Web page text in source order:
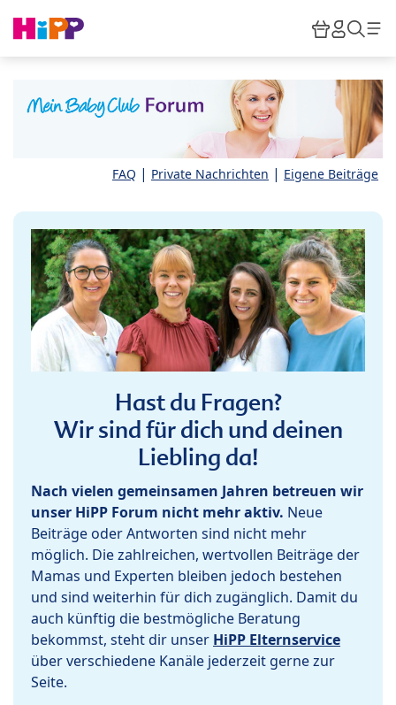
HiPP
FAQ | Private Nachrichten | Eigene Beiträge
Hast du Fragen?
Wir sind für dich und deinen
Liebling da!
Nach vielen gemeinsamen Jahren betreuen wir
unser HiPP Forum nicht mehr aktiv. Neue
Beiträge oder Antworten sind nicht mehr
möglich. Die zahlreichen, wertvollen Beiträge der
Mamas und Experten bleiben jedoch bestehen
und sind weiterhin für dich zugänglich. Damit du
auch künftig die bestmögliche Beratung
bekommst, steht dir unser HiPP Elternservice
über verschiedene Kanäle jederzeit gerne zur
Seite.